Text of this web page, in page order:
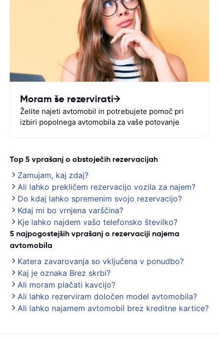
Moram še rezervirati
Želite najeti avtomobil in potrebujete pomoč pri
izbiri popolnega avtomobila za vaše potovanje
Top 5 vprašanj o obstoječih rezervacijah
Zamujam, kaj zdaj?
Ali lahko prekličem rezervacijo vozila za najem?
Do kdaj lahko spremenim svojo rezervacijo?
Kdaj mi bo vrnjena varščina?
Kje lahko najdem vašo telefonsko številko?
5 najpogostejših vprašanj o rezervaciji najema
avtomobila
Katera zavarovanja so vključena v ponudbo?
Kaj je oznaka Brez skrbi?
Ali moram plačati kavcijo?
Ali lahko rezerviram določen model avtomobila?
Ali lahko najamem avtomobil brez kreditne kartice?